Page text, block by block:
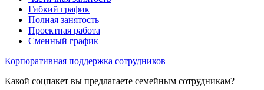
Гибкий график
Полная занятость
Проектная работа
Сменный график
Корпоративная поддержка сотрудников
Какой соцпакет вы предлагаете семейным сотрудникам?